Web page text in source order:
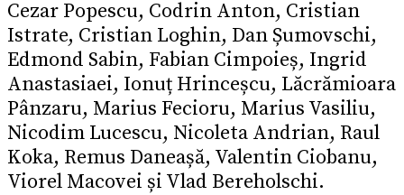
Cezar Popescu, Codrin Anton, Cristian
Istrate, Cristian Loghin, Dan Șumovschi,
Edmond Sabin, Fabian Cimpoieș, Ingrid
Anastasiaei, Ionuț Hrinceșcu, Lăcrămioara
Pânzaru, Marius Fecioru, Marius Vasiliu,
Nicodim Lucescu, Nicoleta Andrian, Raul
Koka, Remus Daneașă, Valentin Ciobanu,
Viorel Macovei și Vlad Bereholschi.